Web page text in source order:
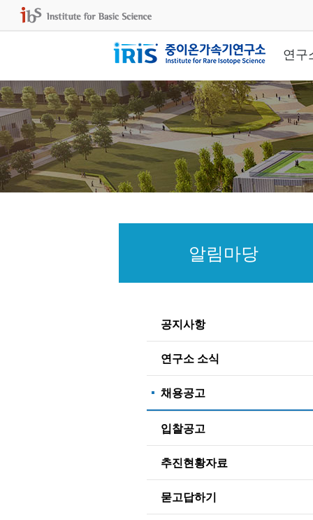
연구
알림마당
공지사항
연구소 소식
채용공고
입찰공고
추진현황자료
묻고답하기